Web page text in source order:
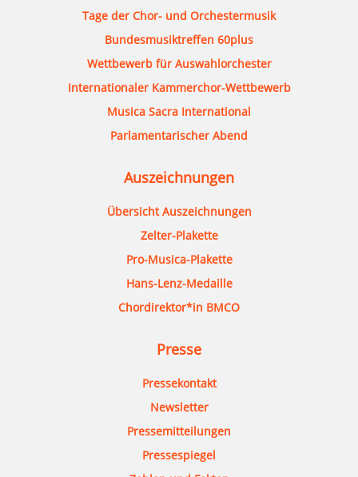
Tage der Chor- und Orchestermusik
Bundesmusiktreffen 60plus
Wettbewerb für Auswahlorchester
Internationaler Kammerchor-Wettbewerb
Musica Sacra International
Parlamentarischer Abend
Auszeichnungen
Übersicht Auszeichnungen
Zelter-Plakette
Pro-Musica-Plakette
Hans-Lenz-Medaille
Chordirektor*in BMCO
Presse
Pressekontakt
Newsletter
Pressemitteilungen
Pressespiegel